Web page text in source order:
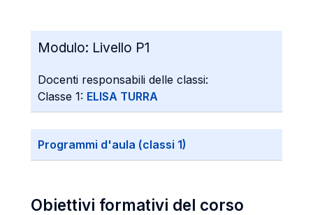
Modulo: Livello P1
Docenti responsabili delle classi:
Classe 1: ELISA TURRA
Programmi d'aula (classi 1)
Obiettivi formativi del corso